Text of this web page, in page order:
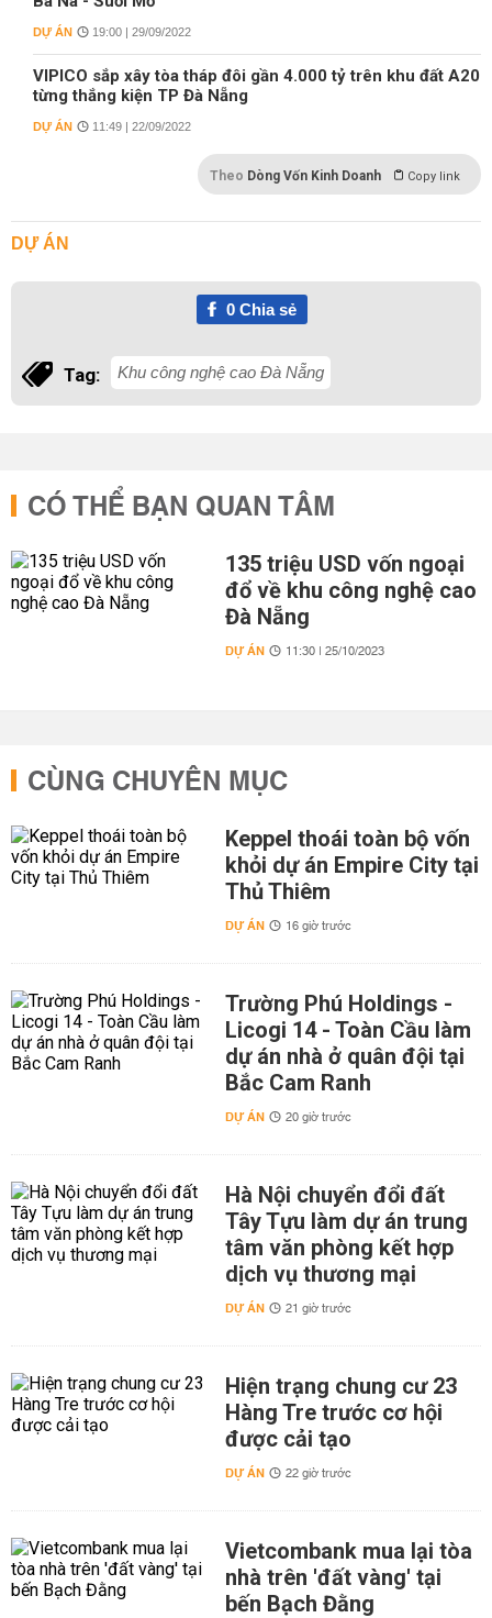
DỰ ÁN 19:00 | 29/09/2022
VIPICO sắp xây tòa tháp đôi gần 4.000 tỷ trên khu đất A20
từng thắng kiện TP Đà Nẵng
DỰ ÁN 11:49 | 22/09/2022
Theo Dòng Vốn Kinh Doanh Copy link
DỰ ÁN
0Chia sẻ
Tag: Khu công nghệ cao Đà Nẵng
CÓ THỂ BẠN QUAN TÂM
135 triệu USD vốn ngoại
đổ về khu công nghệ cao
Đà Nẵng
DỰ ÁN 11:30 | 25/10/2023
CÙNG CHUYÊN MỤC
Keppel thoái toàn bộ vốn
khỏi dự án Empire City tại
Thủ Thiêm
DỰ ÁN 16 giờ trước
Trường Phú Holdings -
Licogi 14 - Toàn Cầu làm
dự án nhà ở quân đội tại
Bắc Cam Ranh
DỰ ÁN 20 giờ trước
Hà Nội chuyển đổi đất
Tây Tựu làm dự án trung
tâm văn phòng kết hợp
dịch vụ thương mại
DỰ ÁN 21 giờ trước
Hiện trạng chung cư 23
Hàng Tre trước cơ hội
được cải tạo
DỰ ÁN 22 giờ trước
Vietcombank mua lại tòa
nhà trên 'đất vàng' tại
bến Bạch Đằng